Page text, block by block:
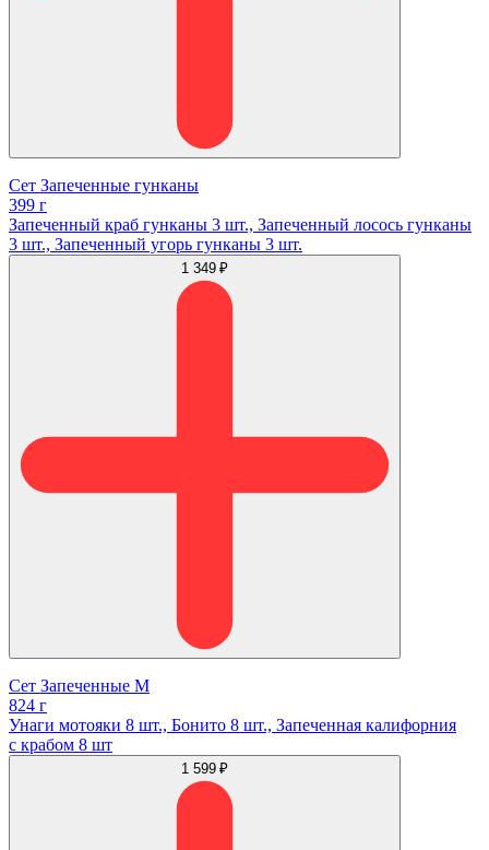
Сет Запеченные гунканы
399 г
Запеченный краб гунканы 3 шт., Запеченный лосось гунканы
3 шт., Запеченный угорь гунканы 3 шт.
1 349 ₽
Сет Запеченные М
824 г
Унаги мотояки 8 шт., Бонито 8 шт., Запеченная калифорния
с крабом 8 шт
1 599 ₽